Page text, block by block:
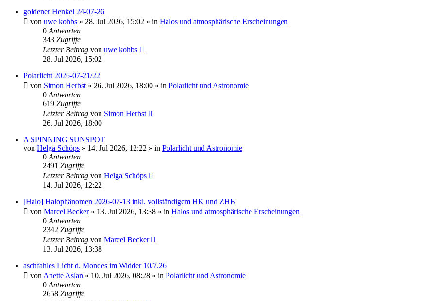
goldener Henkel 24-07-26
von uwe kohbs » 28. Jul 2026, 15:02 » in Halos und atmosphärische Erscheinungen
0 Antworten
343 Zugriffe
Letzter Beitrag von uwe kohbs
28. Jul 2026, 15:02
Polarlicht 2026-07-21/22
von Simon Herbst » 26. Jul 2026, 18:00 » in Polarlicht und Astronomie
0 Antworten
619 Zugriffe
Letzter Beitrag von Simon Herbst
26. Jul 2026, 18:00
A SPINNING SUNSPOT
von Helga Schöps » 14. Jul 2026, 12:22 » in Polarlicht und Astronomie
0 Antworten
2491 Zugriffe
Letzter Beitrag von Helga Schöps
14. Jul 2026, 12:22
[Halo] Halophänomen 2026-07-13 inkl. vollständigem HK und ZHB
von Marcel Becker» 13. Jul 2026, 13:38 » in Halos und atmosphärische Erscheinungen
0 Antworten
2342 Zugriffe
Letzter Beitrag von Marcel Becker
13. Jul 2026, 13:38
aschfahles Licht d. Mondes im Widder 10.7.26
von Anette Aslan » 10. Jul 2026, 08:28 » in Polarlicht und Astronomie
0 Antworten
2658 Zugriffe